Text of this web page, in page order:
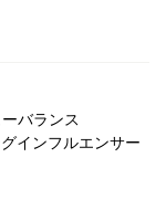
バランス
インフルエンサー